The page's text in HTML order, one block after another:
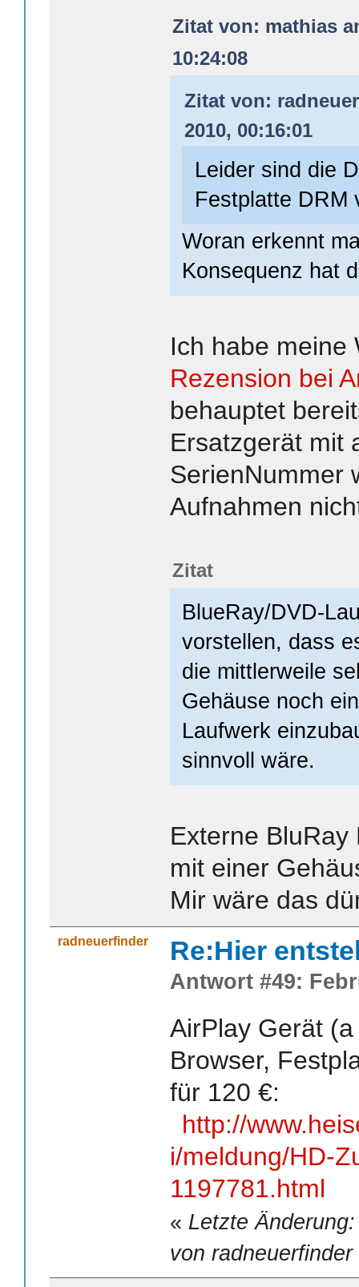
Zitat von: mathias
10:24:08
Zitat von:
2010, 00:16:01
Leider sind die
Festplatte DRM
Woran erkennt
Konsequenz hat
Ich habe
Rezension bei
behauptet
Ersatzgerät mit
SerienNummer
Aufnahmen
Zitat
BlueRay/DVD-
vorstellen, dass
die mittlerweile
Gehäuse noch
Laufwerk
sinnvoll wäre.
Externe
mit einer
Mir wäre das
radneuerfinder Re:Hier
Antwort #49:
AirPlay Gerät
Browser,
für 120 €:
http://
i/meldung/HD-
1197781.html
« Letzte
von radneuerfinder